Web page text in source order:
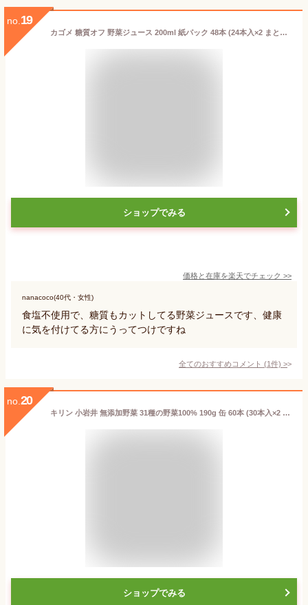
no. 19
カゴメ 糖質オフ 野菜ジュース 200ml 紙パック 48本 (24本入×2 まとめ買い) 〔野菜ジュース 低カロリー 食物繊維 野菜100％ 食塩不使用 野菜汁100％ カゴメ野菜ジュース糖質オフ〕
ショップでみる
価格と在庫を楽天でチェック >>
nanacoco(40代・女性)
食塩不使用で、糖質もカットしてる野菜ジュースです、健康
に気を付けてる方にうってつけですね
全てのおすすめコメント (1件) >
no. 20
キリン 小岩井 無添加野菜 31種の野菜100% 190g 缶 60本 (30本入×2 まとめ買い) 野菜ジュース 〔KIRIN 野菜ジュース 野菜ミックス 缶〕
ショップでみる